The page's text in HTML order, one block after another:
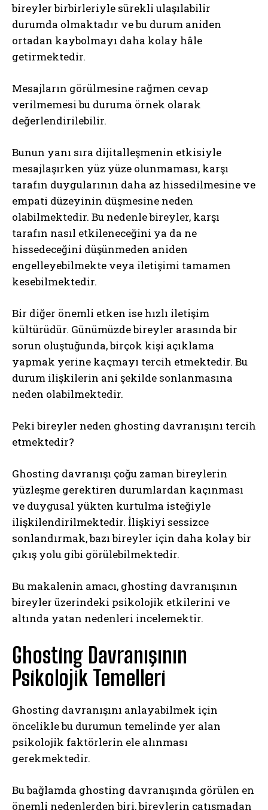
bireyler birbirleriyle sürekli ulaşılabilir
durumda olmaktadır ve bu durum aniden
ortadan kaybolmayı daha kolay hâle
getirmektedir.
Mesajların görülmesine rağmen cevap
verilmemesi bu duruma örnek olarak
değerlendirilebilir.
Bunun yanı sıra dijitalleşmenin etkisiyle
mesajlaşırken yüz yüze olunmaması, karşı
tarafın duygularının daha az hissedilmesine ve
empati düzeyinin düşmesine neden
olabilmektedir. Bu nedenle bireyler, karşı
tarafın nasıl etkileneceğini ya da ne
hissedeceğini düşünmeden aniden
engelleyebilmekte veya iletişimi tamamen
kesebilmektedir.
Bir diğer önemli etken ise hızlı iletişim
kültürüdür. Günümüzde bireyler arasında bir
sorun oluştuğunda, birçok kişi açıklama
yapmak yerine kaçmayı tercih etmektedir. Bu
durum ilişkilerin ani şekilde sonlanmasına
neden olabilmektedir.
Peki bireyler neden ghosting davranışını tercih
etmektedir?
Ghosting davranışı çoğu zaman bireylerin
yüzleşme gerektiren durumlardan kaçınması
ve duygusal yükten kurtulma isteğiyle
ilişkilendirilmektedir. İlişkiyi sessizce
sonlandırmak, bazı bireyler için daha kolay bir
çıkış yolu gibi görülebilmektedir.
Bu makalenin amacı, ghosting davranışının
bireyler üzerindeki psikolojik etkilerini ve
altında yatan nedenleri incelemektir.
Ghosting Davranışının
Psikolojik Temelleri
Ghosting davranışını anlayabilmek için
öncelikle bu durumun temelinde yer alan
psikolojik faktörlerin ele alınması
gerekmektedir.
Bu bağlamda ghosting davranışında görülen en
önemli nedenlerden biri, bireylerin çatışmadan